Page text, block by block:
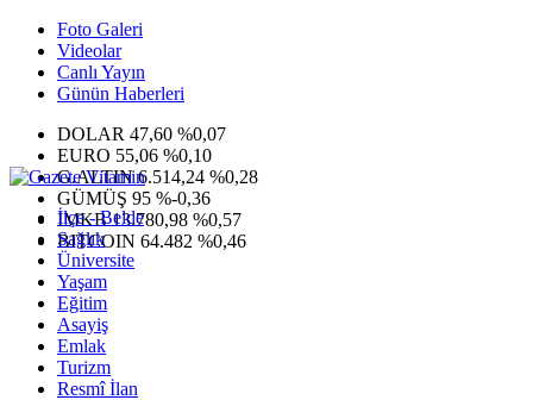
Foto Galeri
Videolar
Canlı Yayın
Günün Haberleri
DOLAR 47,60 %0,07
EURO 55,06 %0,10
G.ALTIN6.514,24 %0,28
GÜMÜŞ 95 %-0,36
IMKB13.780,98 %0,57
BITCOIN 64.482 %0,46
İlçe - Belde
Sağlık
Üniversite
Yaşam
Eğitim
Asayiş
Emlak
Turizm
Resmî İlan